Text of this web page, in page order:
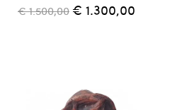
€ 1.500,00 € 1.300,00